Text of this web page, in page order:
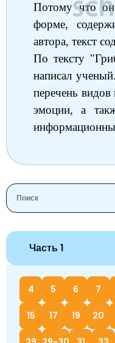
Потому что он
форме,
автора, текст
По тексту
написал
перечень
эмоции, а
Часть 1
4 5 6 7
15 17 19 20